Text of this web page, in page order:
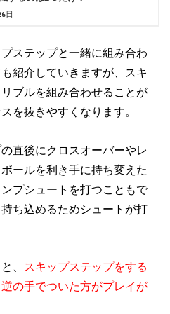
日
ステップと一緒に組み合わ
紹介していきますが、スキ
ブルを組み合わせることが
を抜きやすくなります。
直後にクロスオーバーやレ
ールを利き手に持ち変えた
プシュートを打つこともで
ち込めるためシュートが打
、 スキップステップをする
の手でついた方がプレイが